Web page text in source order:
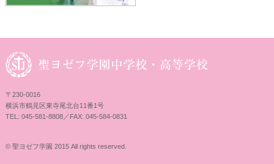
〒230-0016
横浜市鶴見区東寺尾北台11番1号
TEL: 045-581-8808／FAX: 045-584-0831
© 聖ヨゼフ学園 2015 All rights reserved.